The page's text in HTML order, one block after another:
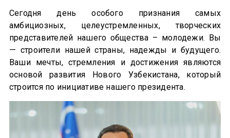
Сегодня день особого признания самых
амбициозных, целеустремленных, творческих
представителей нашего общества – молодежи. Вы
— строители нашей страны, надежды и будущего.
Ваши мечты, стремления и достижения являются
основой развития Нового Узбекистана, который
строится по инициативе нашего президента.